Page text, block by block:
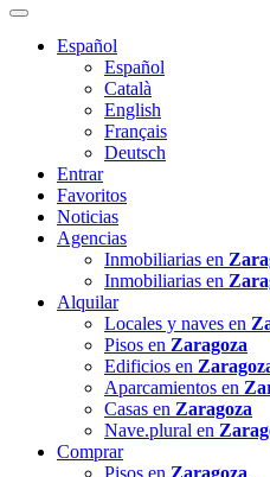
Español
Español
Català
English
Français
Deutsch
Entrar
Favoritos
Noticias
Agencias
Inmobiliarias en
Inmobiliarias en
Alquilar
Locales y naves en
Pisos en Zaragoza
Edificios en
Aparcamientos en
Casas en Zaragoza
Nave.plural en
Comprar
Pisos en Zaragoza